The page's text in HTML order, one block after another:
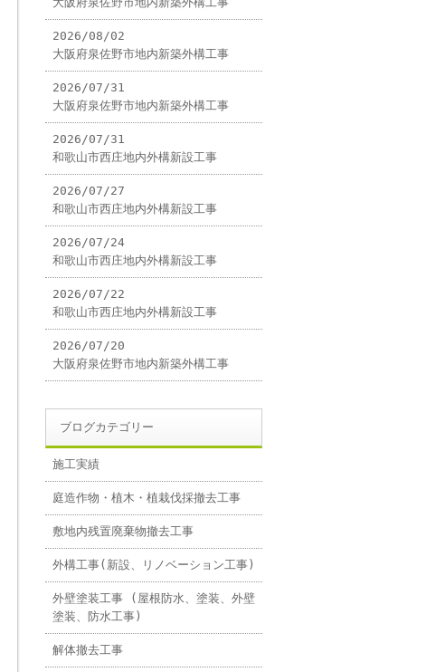
2026/08/02
大阪府泉佐野市地内新築外構工事
2026/07/31
大阪府泉佐野市地内新築外構工事
2026/07/31
和歌山市西庄地内外構新設工事
2026/07/27
和歌山市西庄地内外構新設工事
2026/07/24
和歌山市西庄地内外構新設工事
2026/07/22
和歌山市西庄地内外構新設工事
2026/07/20
大阪府泉佐野市地内新築外構工事
ブログカテゴリー
施工実績
庭造作物・植木・植栽伐採撤去工事
敷地内残置廃棄物撤去工事
外構工事(新設、リノベーション工事)
外壁塗装工事 (屋根防水、塗装、外壁
塗装、防水工事)
解体撤去工事